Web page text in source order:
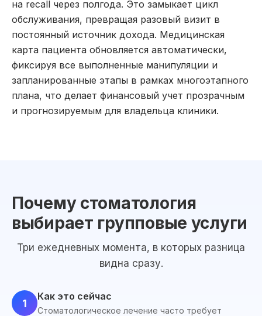
на recall через полгода. Это замыкает цикл
обслуживания, превращая разовый визит в
постоянный источник дохода. Медицинская
карта пациента обновляется автоматически,
фиксируя все выполненные манипуляции и
запланированные этапы в рамках многоэтапного
плана, что делает финансовый учет прозрачным
и прогнозируемым для владельца клиники.
Почему стоматология
выбирает групповые услуги
Три ежедневных момента, в которых разница
видна сразу.
1
Как это сейчас
Стоматологическое лечение часто требует